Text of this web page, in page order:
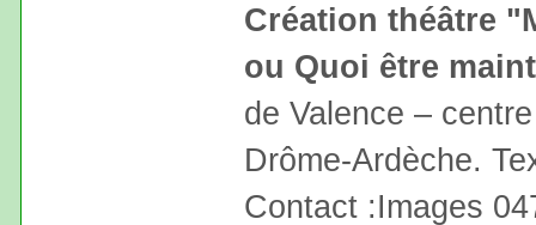
Création théâtre
ou Quoi être
de Valence –
Drôme-Ardèche.
Contact :Images